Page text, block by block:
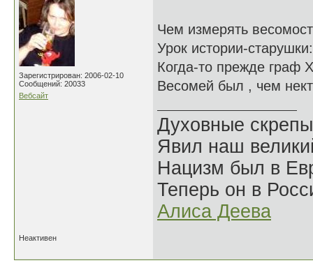
Зарегистрирован: 2006-02-10
Сообщений: 20033
Вебсайт
Чем измерять
Урок истории-старушки:
Когда-то прежде граф
Весомей был , чем
Духовные
Явил наш
Нацизм был в
Теперь он в
Алиса Деева
Неактивен